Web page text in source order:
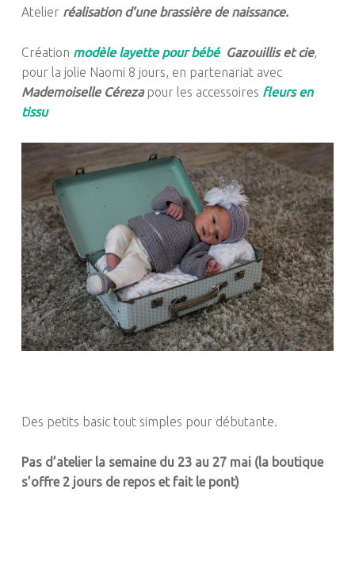
Atelierréalisation d’une brassière de naissance.
Création modèle layette pour bébé Gazouillis et cie,
pour la jolie Naomi 8 jours, en partenariat avec
Mademoiselle Cérezapour les accessoires fleurs en
tissu
Des petits basic tout simples pour débutante.
Pas d’atelier la semaine du 23 au 27 mai (la boutique
s’offre 2 jours de repos et fait le pont)